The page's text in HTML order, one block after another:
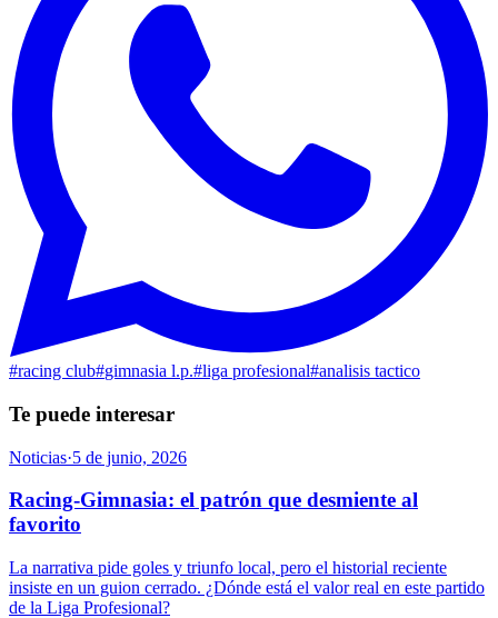
#racing club#gimnasia l.p.#liga profesional#analisis tactico
Te puede interesar
Noticias·5 de junio, 2026
Racing-Gimnasia: el patrón que desmiente al
favorito
La narrativa pide goles y triunfo local, pero el historial reciente
insiste en un guion cerrado. ¿Dónde está el valor real en este partido
de la Liga Profesional?